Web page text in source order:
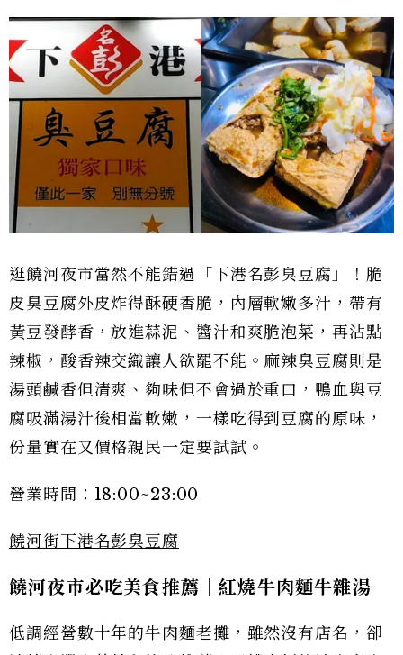
逛饒河夜市當然不能錯過「下港名彭臭豆腐」！脆
皮臭豆腐外皮炸得酥硬香脆，內層軟嫩多汁，帶有
黃豆發酵香，放進蒜泥、醬汁和爽脆泡菜，再沾點
辣椒，酸香辣交織讓人欲罷不能。麻辣臭豆腐則是
湯頭鹹香但清爽、夠味但不會過於重口，鴨血與豆
腐吸滿湯汁後相當軟嫩，一樣吃得到豆腐的原味，
份量實在又價格親民一定要試試。
營業時間：18:00~23:00
饒河街下港名彭臭豆腐
饒河夜市必吃美食推薦｜紅燒牛肉麵牛雜湯
低調經營數十年的牛肉麵老攤，雖然沒有店名，卻